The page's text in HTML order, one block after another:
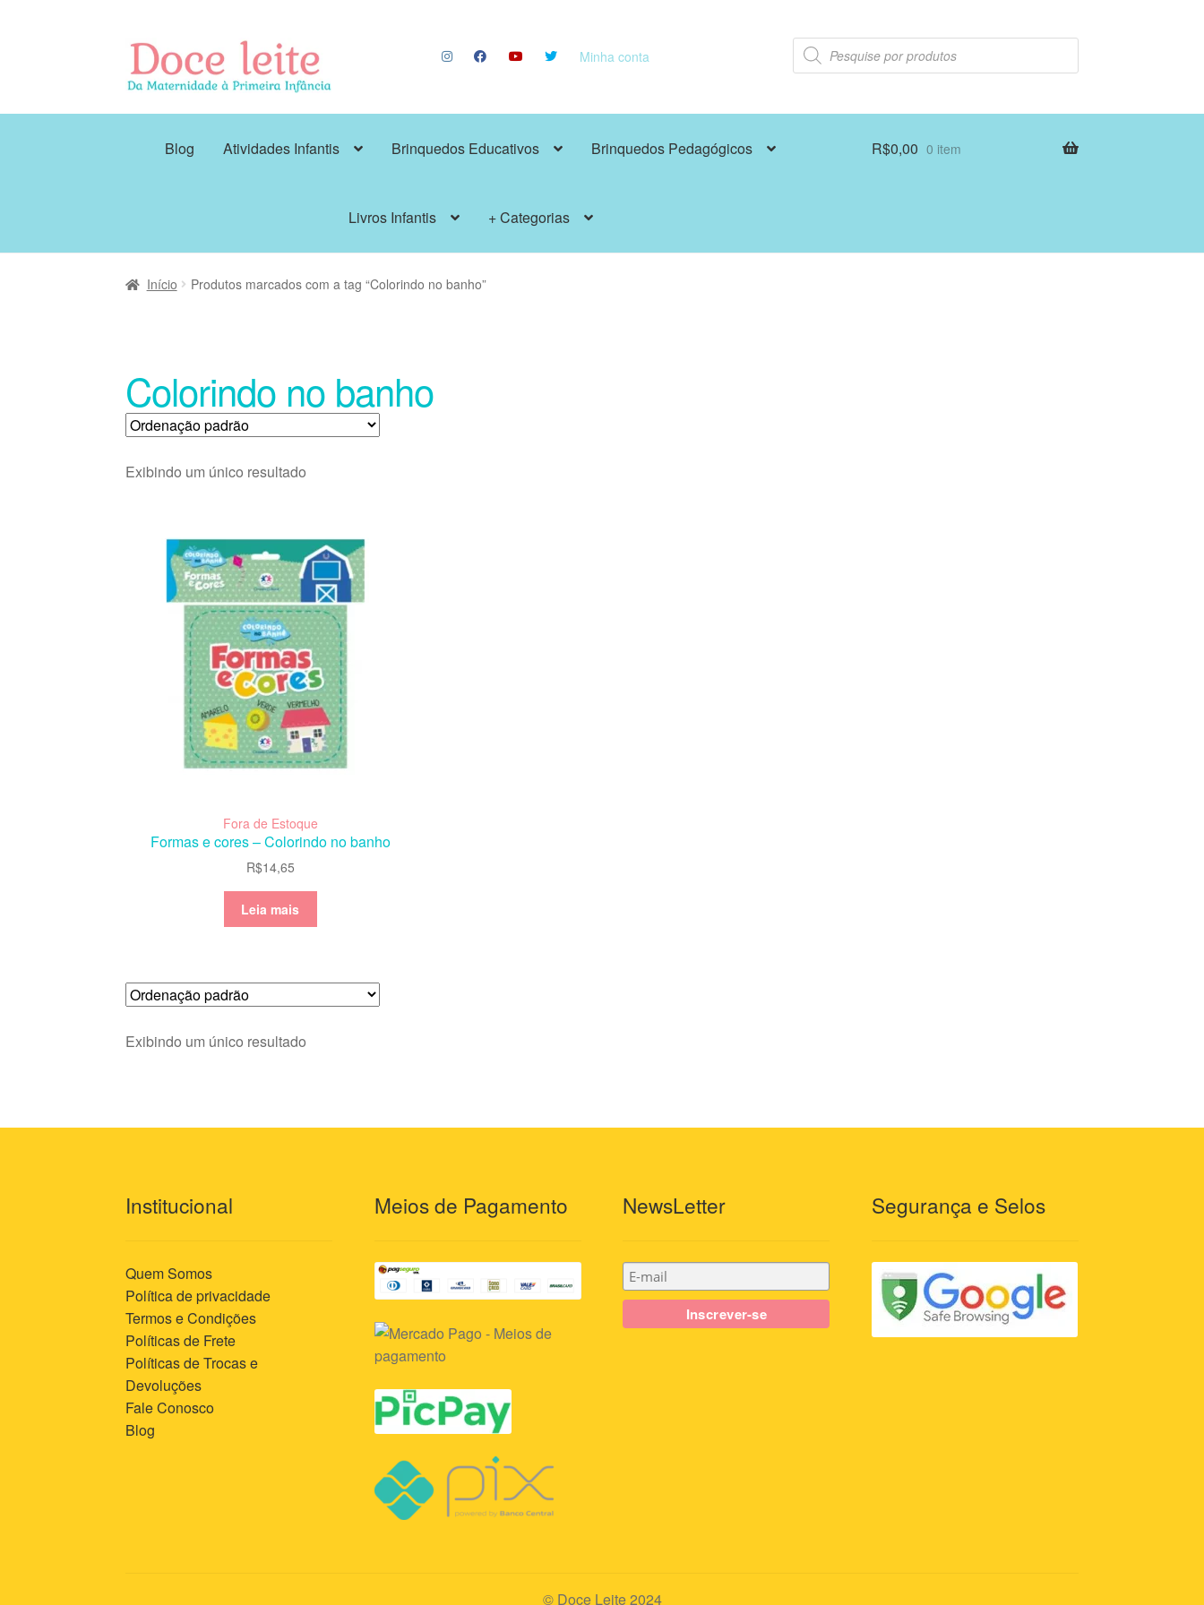
Pular
para
navegação
Pular
para
o
conteúdo
Minha conta
Pesquisar
produtos
Blog Atividades Infantis Brinquedos Educativos Brinquedos Pedagógicos
Livros Infantis + Categorias
R$0,00 0 item
Início Produtos marcados com a tag “Colorindo no banho”
Colorindo no banho
Exibindo um único resultado
Fora de Estoque
Formas e cores – Colorindo no banho
R$14,65
Leia mais
Exibindo um único resultado
Institucional
Quem Somos
Política de privacidade
Termos e Condições
Políticas de Frete
Políticas de Trocas e
Devoluções
Fale Conosco
Blog
Meios de Pagamento NewsLetter Segurança e Selos
© Doce Leite 2024